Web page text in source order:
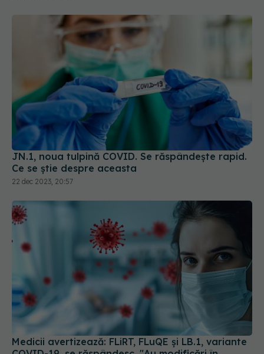
JN.1, noua tulpină COVID. Se răspândește rapid.
Ce se știe despre aceasta
22 dec 2023, 20:57
Medicii avertizează: FLiRT, FLuQE și LB.1, variante
COVID-19, se răspândesc. "Au modificări în
proteina spike. Ignoră imunitatea de la vaccin
sau infectarea anterioară
10 iul 2024, 20:12